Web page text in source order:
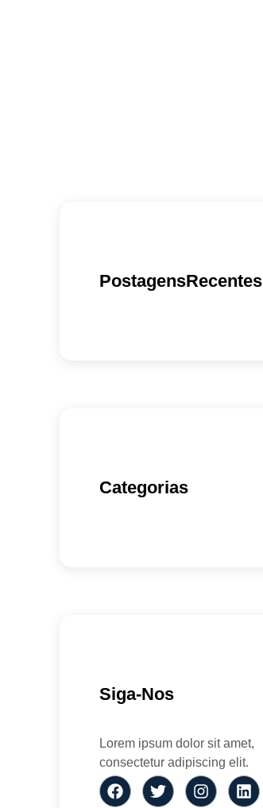
PostagensRecentes
Categorias
Siga-Nos
Lorem ipsum dolor sit amet,
consectetur adipiscing elit.